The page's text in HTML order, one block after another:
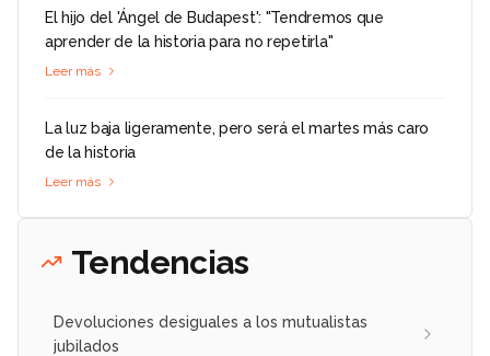
El hijo del 'Ángel de Budapest': "Tendremos que
aprender de la historia para no repetirla"
Leer más
La luz baja ligeramente, pero será el martes más caro
de la historia
Leer más
Tendencias
Devoluciones desiguales a los mutualistas
jubilados